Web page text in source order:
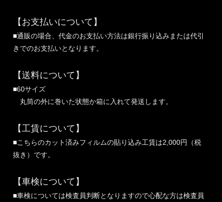
【お支払いについて】
■通販の場合、代金のお支払い方法は銀行振り込みまたは代引
きでのお支払いとなります。
【送料について】
■60サイズ
丸筒の外に巻いた状態か箱に入れて発送します。
【工賃について】
■こちらのカット済みフィルムの貼り込み工賃は2,000円（税
抜き）です。
【車検について】
■車検については検査員判断となりますので心配な方は検査員